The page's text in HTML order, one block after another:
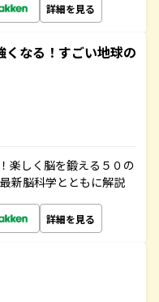
詳細を見る
くなる！すごい地球の
楽しく脳を鍛える５０の
新脳科学とともに解説
詳細を見る